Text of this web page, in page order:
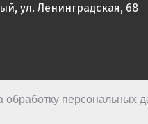
персональных
ул. Ленинградская, 68